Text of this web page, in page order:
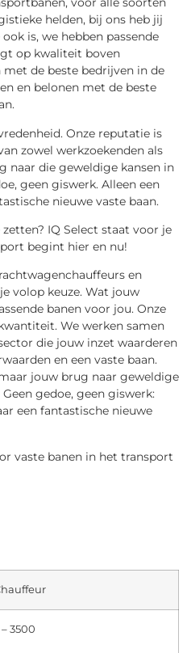
helden, bij ons heb jij
is, we hebben passende
op kwaliteit boven
de beste bedrijven in de
en belonen met de beste
Onze reputatie is
zowel werkzoekenden als
naar die geweldige kansen in
geen giswerk. Alleen een
nieuwe vaste baan.
IQ Select staat voor je
begint hier en nu!
en
volop keuze. Wat jouw
banen voor jou. Onze
We werken samen
die jouw inzet waarderen
en een vaste baan.
jouw brug naar geweldige
gedoe, geen giswerk:
een fantastische nieuwe
vaste banen in het transport
3500